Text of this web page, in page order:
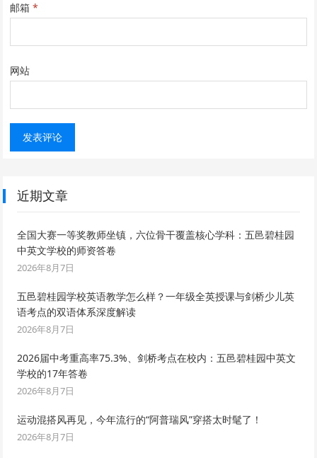
邮箱*
网站
近期文章
全国大赛一等奖教师坐镇，六位骨干覆盖核心学科：五邑碧桂园
中英文学校的师资答卷
2026年8月7日
五邑碧桂园学校英语教学怎么样？一年级全英授课与剑桥少儿英
语考点的双语体系深度解读
2026年8月7日
2026届中考重高率75.3%、剑桥考点在校内：五邑碧桂园中英文
学校的17年答卷
2026年8月7日
运动混搭风再见，今年流行的“阿普瑞风”穿搭太时髦了！
2026年8月7日